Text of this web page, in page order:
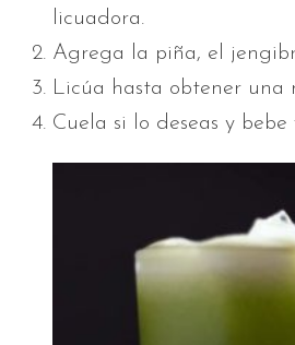
licuadora.
Agrega la piña, el
Licúa hasta obtener una
Cuela si lo deseas y bebe